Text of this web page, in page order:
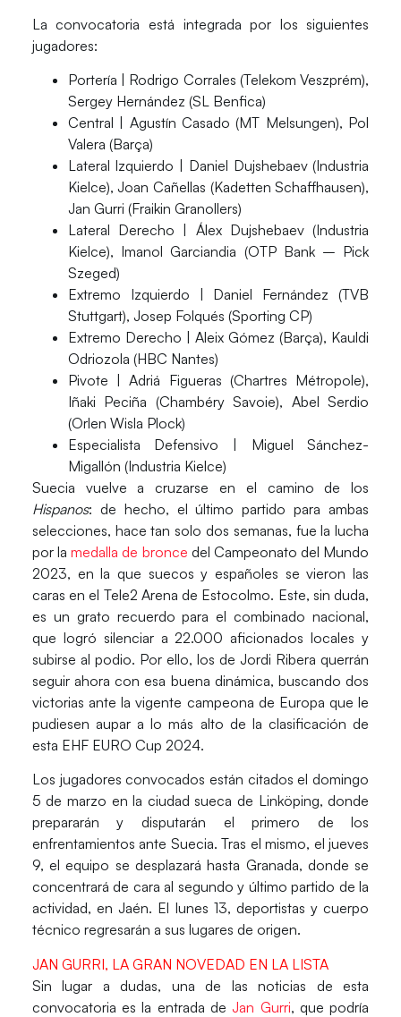
Laconvocatoria está integrada por los siguientes
jugadores:
Portería |
Rodrigo Corrales (Telekom Veszprém),
Sergey Hernández (SL Benfica)
Central |
Agustín Casado (MT Melsungen), Pol
Valera (Barça)
Lateral Izquierdo |
Daniel Dujshebaev (Industria
Kielce), Joan Cañellas (Kadetten Schaffhausen),
Jan Gurri (Fraikin Granollers)
Lateral Derecho |
Álex Dujshebaev (Industria
Kielce), Imanol Garciandia (OTP Bank – Pick
Szeged)
Extremo Izquierdo |
Daniel Fernández (TVB
Stuttgart), Josep Folqués (Sporting CP)
Extremo Derecho |
Aleix Gómez (Barça), Kauldi
Odriozola (HBC Nantes)
Pivote |
Adriá Figueras (Chartres Métropole),
Iñaki Peciña (Chambéry Savoie), Abel Serdio
(Orlen Wisla Plock)
Especialista Defensivo |
Miguel Sánchez-
Migallón (Industria Kielce)
Suecia vuelve a cruzarse en el camino de los
Hispanos: de hecho, elúltimo partido para ambas
selecciones, hace tan solo dos semanas, fue lalucha
por lamedalla de bronce del Campeonato del Mundo
2023, en la que suecos y españoles se vieron las
caras en el Tele2 Arena de Estocolmo. Este, sin duda,
es un grato recuerdo para el combinado nacional,
que logró silenciar a 22.000 aficionados locales y
subirse al podio. Por ello, los de Jordi Ribera querrán
seguir ahora con esa buena dinámica, buscando dos
victorias ante la vigente campeona de Europa que le
pudiesen aupar a lo más alto de la clasificación de
esta EHF EURO Cup 2024.
Los jugadores convocados están citados eldomingo
5 de marzo en la ciudad sueca de Linköping, donde
prepararán y disputarán el primero de los
enfrentamientos ante Suecia. Tras el mismo, el jueves
9, el equipo se desplazará hasta Granada, donde se
concentrará de cara al segundo y último partido de la
actividad, en Jaén. El lunes 13, deportistas y cuerpo
técnico regresarán a sus lugares de origen.
JAN GURRI, LA GRAN NOVEDAD EN LA LISTA
Sin lugar a dudas, una de las noticias de esta
convocatoria es la entrada deJan Gurri, quepodría